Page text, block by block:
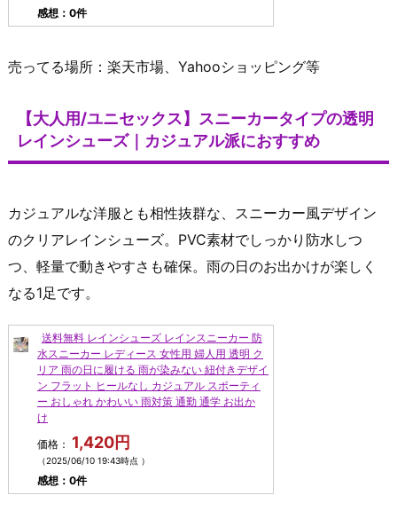
感想：0件
売ってる場所：楽天市場、Yahooショッピング等
【大人用/ユニセックス】スニーカータイプの透明
レインシューズ｜カジュアル派におすすめ
カジュアルな洋服とも相性抜群な、スニーカー風デザイン
のクリアレインシューズ。PVC素材でしっかり防水しつ
つ、軽量で動きやすさも確保。雨の日のお出かけが楽しく
なる1足です。
送料無料 レインシューズ レインスニーカー 防
水スニーカー レディース 女性用 婦人用 透明 ク
リア 雨の日に履ける 雨が染みない 紐付きデザイ
ン フラット ヒールなし カジュアル スポーティ
ー おしゃれ かわいい 雨対策 通勤 通学 お出か
け
価格： 1,420円
（2025/06/10 19:43時点 ）
感想：0件